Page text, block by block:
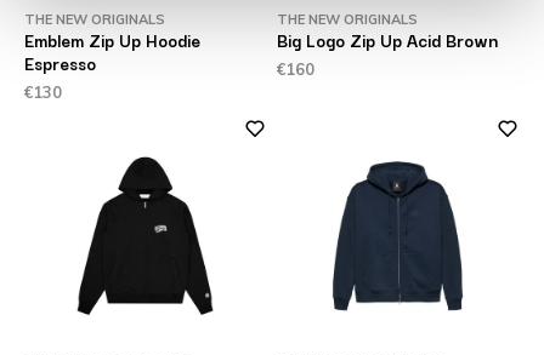
THE NEW ORIGINALS
Emblem Zip Up Hoodie
Espresso
€130
THE NEW ORIGINALS
Big Logo Zip Up Acid Brown
€160